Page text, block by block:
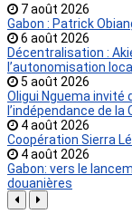
7 août 2026
Gabon : Patrick
6 août 2026
Décentralisation :
l’autonomisation
5 août 2026
Oligui Nguema invité
l’indépendance de la
4 août 2026
Coopération Sierra
4 août 2026
Gabon: vers le
douanières